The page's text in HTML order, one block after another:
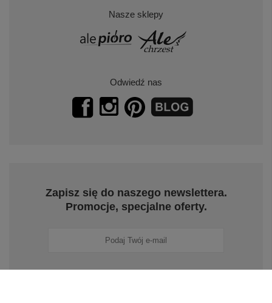
Nasze sklepy
Odwiedź nas
Zapisz się do naszego newslettera.
Promocje, specjalne oferty.